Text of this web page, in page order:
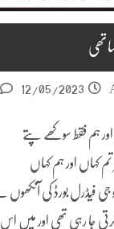
12/05/2023
ہم فقط سوکھے پتے
کہاں اور ہم کہاں
جی فیڈرل بورڈ کی
جا رہی تھی اور میں اس